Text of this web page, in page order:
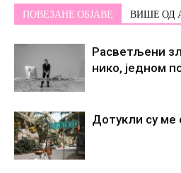
ПОВЕЗАНЕ ОБЈАВЕ ВИШЕ ОД
Расветљени
нико, једном
Дотукли су ме